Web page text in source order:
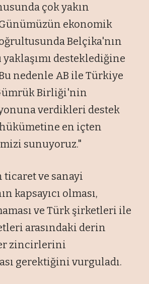
çok yakın
Günümüzün ekonomik
Belçika'nın
yaklaşımı desteklediğine
nedenle AB ile Türkiye
Birliği'nin
verdikleri destek
en içten
sunuyoruz."
ticaret ve sanayi
kapsayıcı olması,
ve Türk şirketleri ile
arasındaki derin
zincirlerini
gerektiğini vurguladı.